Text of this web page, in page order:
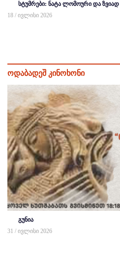
სტუმრები: ნატა ლომოური და
18 / ივლისი 2026
ოდაბადეშ კინოხონი
გუნია
31 / ივლისი 2026